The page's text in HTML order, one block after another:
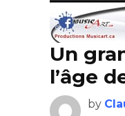
Un
l’âge
by